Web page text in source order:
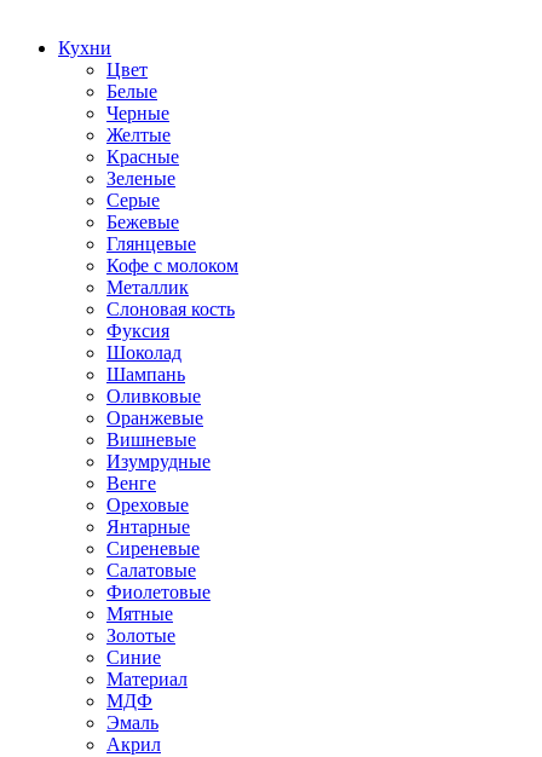
Кухни
Цвет
Белые
Черные
Желтые
Красные
Зеленые
Серые
Бежевые
Глянцевые
Кофе с молоком
Металлик
Слоновая кость
Фуксия
Шоколад
Шампань
Оливковые
Оранжевые
Вишневые
Изумрудные
Венге
Ореховые
Янтарные
Сиреневые
Салатовые
Фиолетовые
Мятные
Золотые
Синие
Материал
МДФ
Эмаль
Акрил